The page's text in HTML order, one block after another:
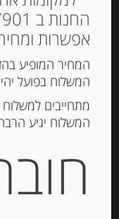
עוגיות
₪37.00
מחיר ל 100 גרם:14.80 ש"ח
מק"ט:
אפשרות
המחיר המופיע
המשלוח בפועל
המשלוח יגיע